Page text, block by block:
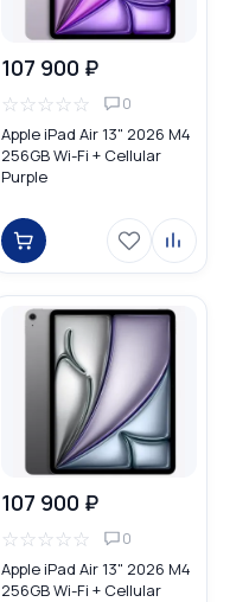
107 900 ₽
☆☆☆☆☆ 0
Apple iPad Air 13" 2026 M4
256GB Wi-Fi + Cellular
Purple
107 900 ₽
☆☆☆☆☆ 0
Apple iPad Air 13" 2026 M4
256GB Wi-Fi + Cellular